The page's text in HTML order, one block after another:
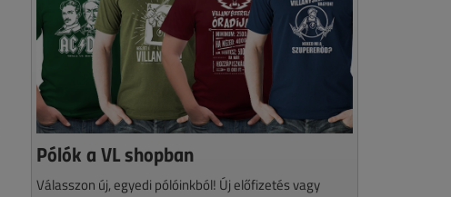
Pólók a VL shopban
Válasszon új, egyedi pólóinkból! Új előfizetés vagy